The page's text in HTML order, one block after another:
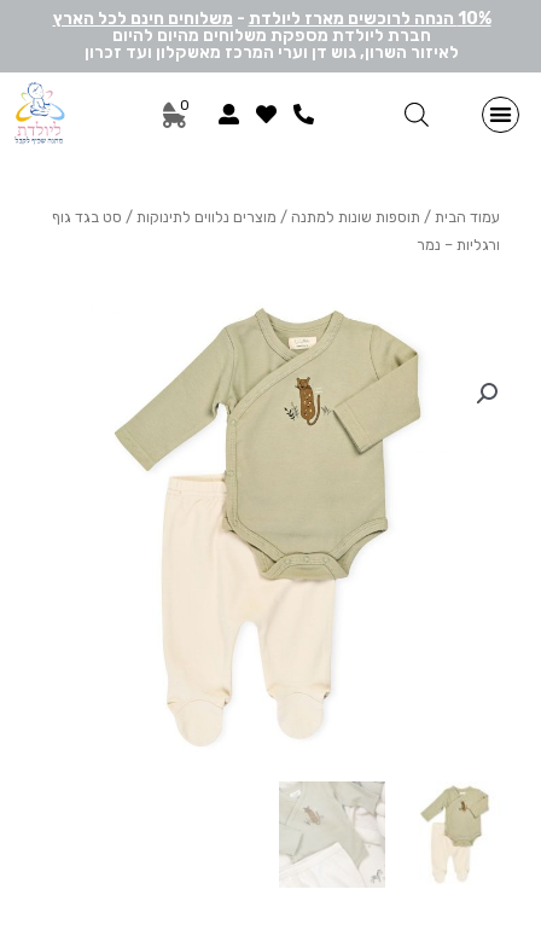
10% הנחה לרוכשים מארז ליולדת - משלוחים חינם לכל הארץ
חברת ליולדת מספקת משלוחים מהיום להיום
לאיזור השרון, גוש דן וערי המרכז מאשקלון ועד זכרון
0
עמוד הבית / תוספות שונות למתנה / מוצרים נלווים לתינוקות / סט בגד גוף
ורגליות – נמר